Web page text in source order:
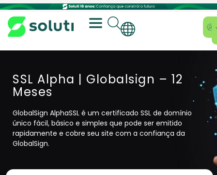
SSL Alpha | Globalsign – 12
Meses
GlobalSign AlphaSSL é um certificado SSL de domínio
único fácil, básico e simples que pode ser emitido
rapidamente e cobre seu site com a confiança da
GlobalSign.